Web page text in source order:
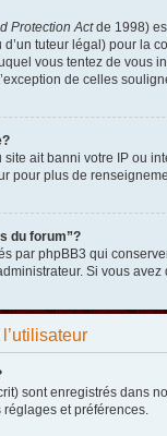
Protection Actde 1998)
d’un tuteur légal) pour la
vous tentez de vous
de celles
ait banni votre IP ou
pour plus de
du forum”?
par phpBB3 qui
Si vous
sont enregistrés dans
et préférences.